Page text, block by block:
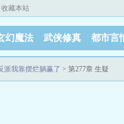
收藏本站
幻魔法 武侠修真 都市言
派我靠摆烂躺赢了 > 第277章 生疑